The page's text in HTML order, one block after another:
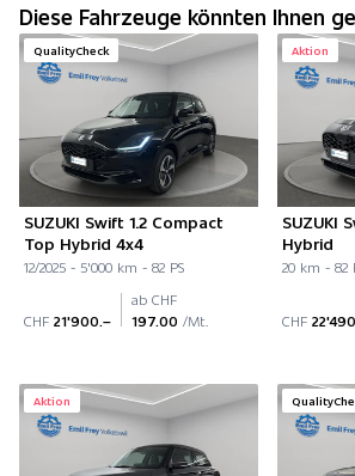
Diese Fahrzeuge könnten Ihnen
QualityCheck
SUZUKI Swift 1.2 Compact
Top Hybrid 4x4
12/2025 - 5'000 km - 82 PS
CHF 21'900.–
ab CHF
197.00 /Mt.
Aktion
SUZUKI
Hybrid
20 km - 82
CHF
Aktion